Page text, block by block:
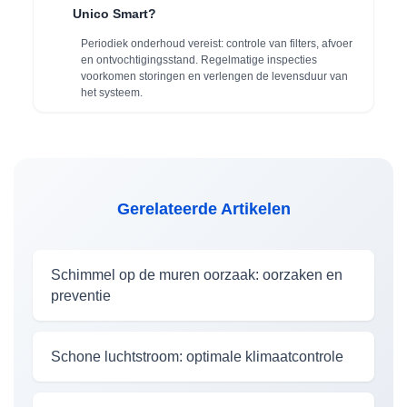
Unico Smart?
Periodiek onderhoud vereist: controle van filters, afvoer
en ontvochtigingsstand. Regelmatige inspecties
voorkomen storingen en verlengen de levensduur van
het systeem.
Gerelateerde Artikelen
Schimmel op de muren oorzaak: oorzaken en
preventie
Schone luchtstroom: optimale klimaatcontrole